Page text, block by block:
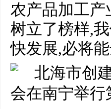
农产品加工产
树立了榜样,
快发展,必将